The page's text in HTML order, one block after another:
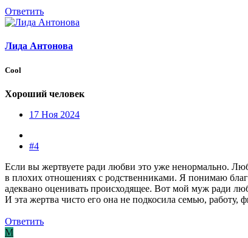
Ответить
Лида Антонова
Cool
Хороший человек
17 Ноя 2024
#4
Если вы жертвуете ради любви это уже ненормально.
в плохих отношениях с родственниками. Я понимаю
адеквано оценивать происходящее. Вот мой муж ради
И эта жертва чисто его она не подкосила семью, работу,
Ответить
М